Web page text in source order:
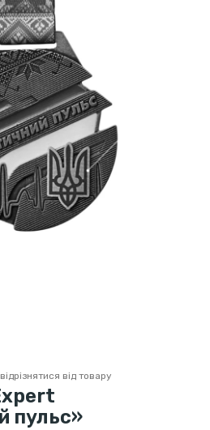
від товару
пульс»